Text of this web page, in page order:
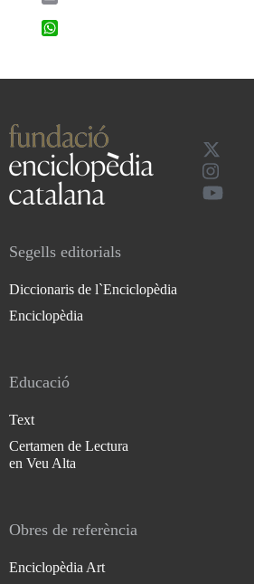
Segells editorials
Diccionaris de l`Enciclopèdia
Enciclopèdia
Educació
Text
Certamen de Lectura
en Veu Alta
Obres de referència
Enciclopèdia Art